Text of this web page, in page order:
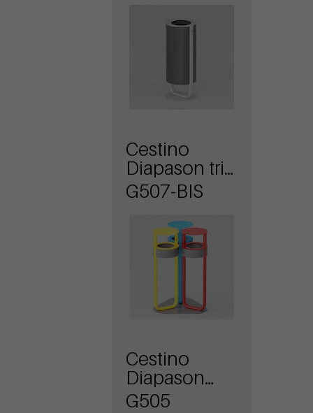
Cestino
Diapason tris
antiterrorismo
coperchio
G507-BIS
Cestino
Diapason
attacco a
G505